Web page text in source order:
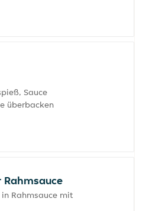
Sauce
überbacken
Rahmsauce
Rahmsauce mit